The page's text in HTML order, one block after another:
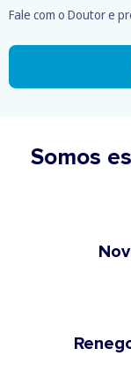
Fale com o Doutor e
Somos